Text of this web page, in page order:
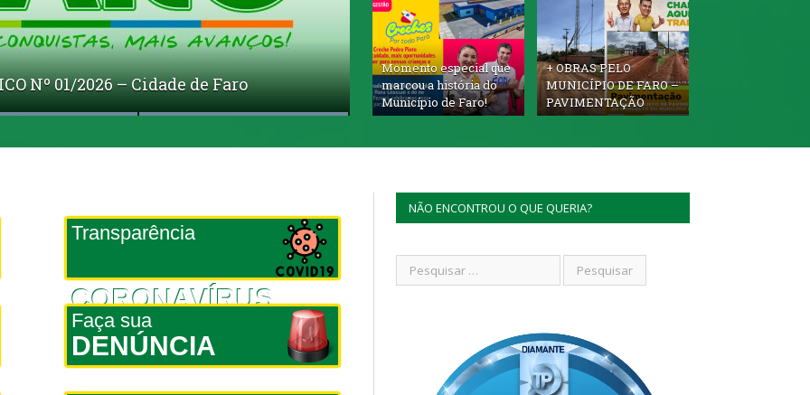
Nº 01/2026 – Cidade de Faro
o futuro!
Momento especial que
marcou a história do
Município de Faro!
+ OBRAS PELO
MUNICÍPIO DE FARO –
PAVIMENTAÇÃO
Transparência
CORONAVÍRUS
Faça sua
DENÚNCIA
NÃO ENCONTROU O QUE QUERIA?